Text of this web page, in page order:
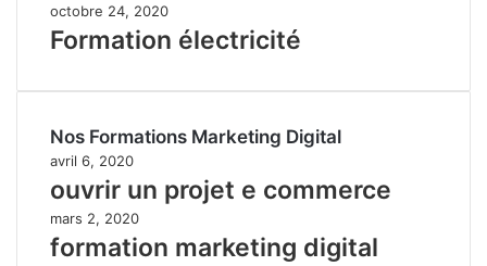
octobre 24, 2020
Formation électricité
Nos Formations Marketing Digital
avril 6, 2020
ouvrir un projet e commerce
mars 2, 2020
formation marketing digital